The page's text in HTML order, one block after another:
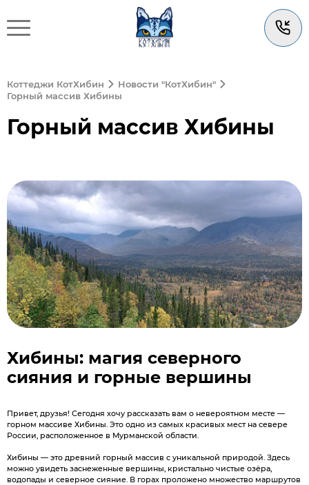
Коттеджи КотХибин
Новости "КотХибин"
Горный массив Хибины
Горный массив Хибины
Хибины: магия северного
сияния и горные вершины
Привет, друзья! Сегодня хочу рассказать вам о невероятном месте —
горном массиве Хибины. Это одно из самых красивых мест на севере
России, расположенное в Мурманской области.
Хибины — это древний горный массив с уникальной природой. Здесь
можно увидеть заснеженные вершины, кристально чистые озёра,
водопады и северное сияние. В горах проложено множество маршрутов